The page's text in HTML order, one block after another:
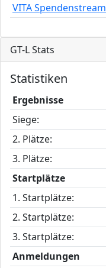
VITA Spendenstream
GT-L Stats
Statistiken
Ergebnisse
Siege:
2. Plätze:
3. Plätze:
Startplätze
1. Startplätze:
2. Startplätze:
3. Startplätze:
Anmeldungen